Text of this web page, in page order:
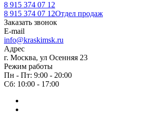
8 915 374 07 12
8 915 374 07 12Отдел продаж
Заказать звонок
E-mail
info@kraskimsk.ru
Адрес
г. Москва, ул Осенняя 23
Режим работы
Пн - Пт: 9:00 - 20:00
Сб: 10:00 - 17:00